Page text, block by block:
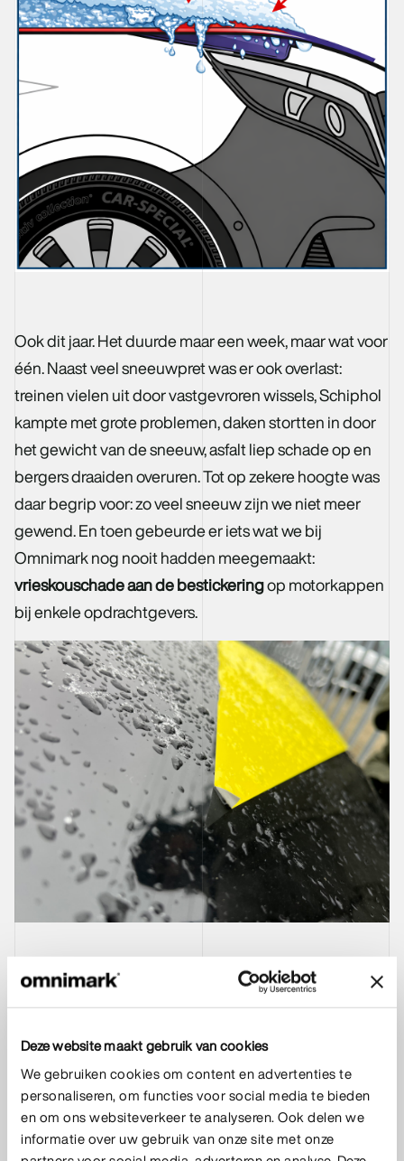
Deze website maakt gebruik van cookies
We gebruiken cookies om content en advertenties te
personaliseren, om functies voor social media te bieden
en om ons websiteverkeer te analyseren. Ook delen we
informatie over uw gebruik van onze site met onze
Ook dit jaar. Het duurde maar een week, maar wat voor
één. Naast veel sneeuwpret was er ook overlast:
treinen vielen uit door vastgevroren wissels, Schiphol
kampte met grote problemen, daken stortten in door
het gewicht van de sneeuw, asfalt liep schade op en
bergers draaiden overuren. Tot op zekere hoogte was
daar begrip voor: zo veel sneeuw zijn we niet meer
gewend. En toen gebeurde er iets wat we bij
Omnimark nog nooit hadden meegemaakt:
vrieskouschade aan de bestickeringop motorkappen
bij enkele opdrachtgevers.
Vakmanschap
van recent beplakte voertuigen die losliet. Onze
gecertificeerde foliemonteurs gebruiken het beste
materiaal, we werken met professionele partners en
hebben tientallen jaren ervaring in innovatie. We zijn